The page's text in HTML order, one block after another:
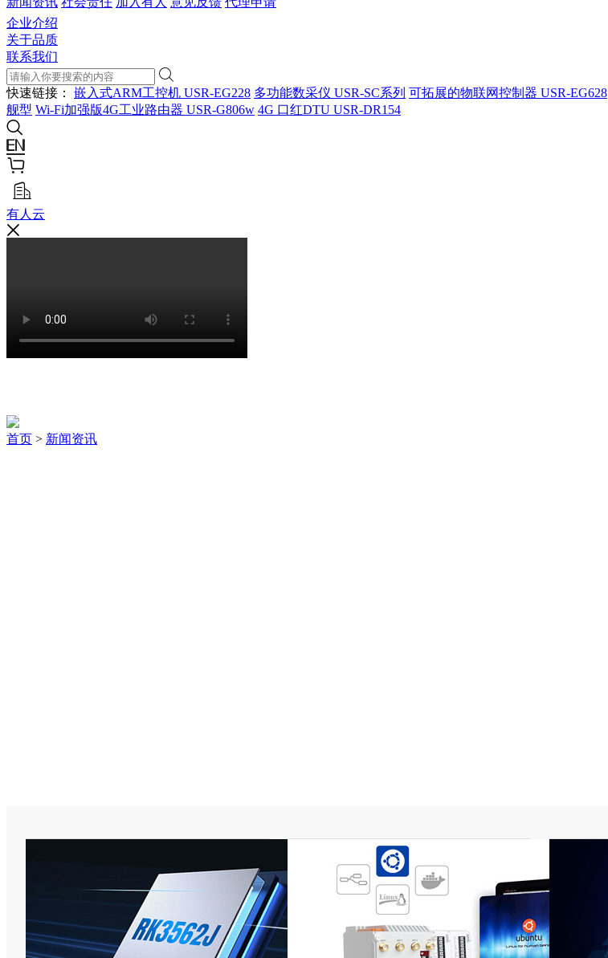
企业介绍
关于品质
联系我们
快速链接： 嵌入式ARM工控机 USR-EG228 多功能数采仪 USR-SC系列 可拓展的物联网控制器 USR-EG628
舰型 Wi-Fi加强版4G工业路由器 USR-G806w 4G 口红DTU USR-DR154
有人云
首页 > 新闻资讯